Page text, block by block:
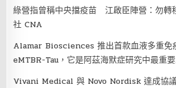
綠營指曾稱中央擋疫苗 江啟臣陣營：勿轉
社 CNA
Alamar Biosciences 推出首款血液多重免
eMTBR-Tau，它是阿茲海默症研究中最重
Vivani Medical 與 Novo Nordisk 達成協